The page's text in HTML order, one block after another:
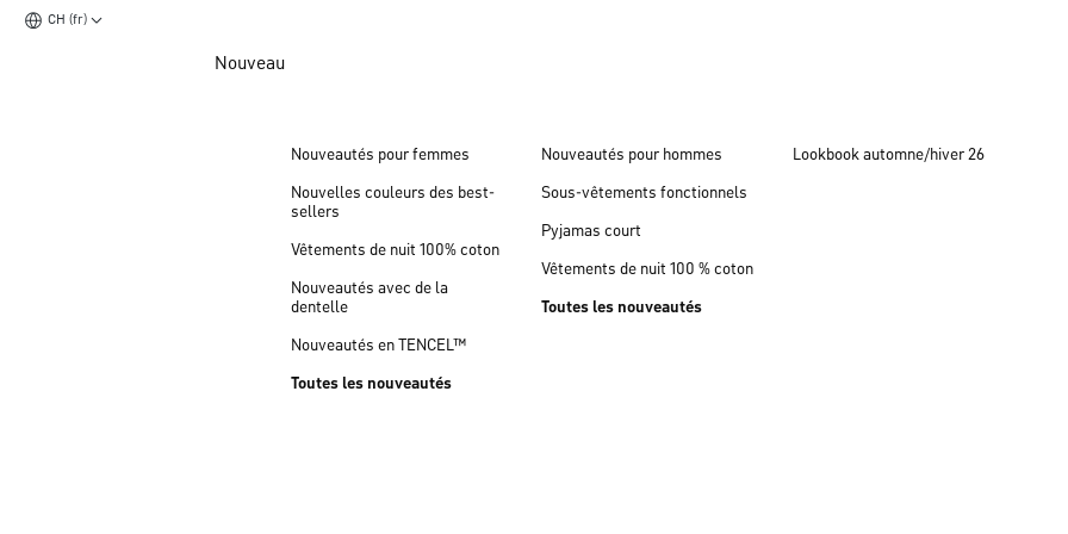
CH (fr)
Aller au contenu principalNouveau
Nouveautés pour femmes
Nouvelles couleurs des best-
sellers
Vêtements de nuit 100% coton
Nouveautés avec de la
dentelle
Nouveautés en TENCEL™
Toutes les nouveautés
Nouveautés pour hommes
Sous-vêtements fonctionnels
Pyjamas court
Vêtements de nuit 100 % coton
Toutes les nouveautés
Lookbook automne/hiver 26